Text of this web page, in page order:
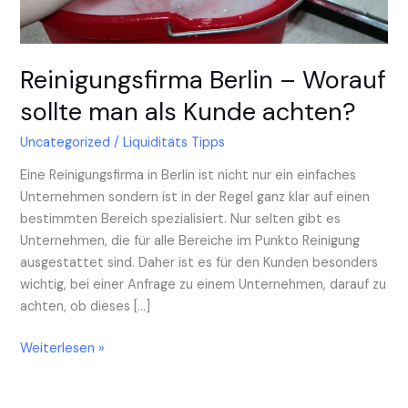
Reinigungsfirma Berlin – Worauf
sollte man als Kunde achten?
Uncategorized /Liquiditäts Tipps
Eine Reinigungsfirma in Berlin ist nicht nur ein einfaches
Unternehmen sondern ist in der Regel ganz klar auf einen
bestimmten Bereich spezialisiert. Nur selten gibt es
Unternehmen, die für alle Bereiche im Punkto Reinigung
ausgestattet sind. Daher ist es für den Kunden besonders
wichtig, bei einer Anfrage zu einem Unternehmen, darauf zu
achten, ob dieses […]
achten?
Weiterlesen »